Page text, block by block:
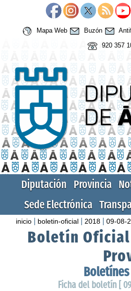
Mapa Web Buzón
920 357
Diputación Provincia
Sede Electrónica
inicio boletin-oficial 2018 |09-08-
Boletín
Boletínes
Ficha del boletín [